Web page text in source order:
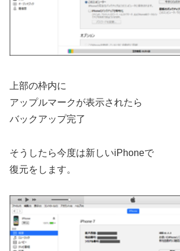
上部の枠内に
アップルマークが表示されたら
バックアップ完了
そうしたら今度は新しいiPhoneで
復元をします。